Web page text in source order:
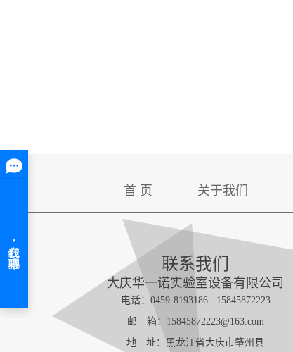
首 页 关于我们
联系我们
大庆华一诺实验室设备有限公司
电话：0459-8193186 15845872223
邮 箱：15845872223@163.com
地 址：黑龙江省大庆市肇州县